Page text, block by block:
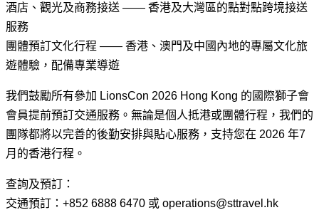
酒店、觀光及商務接送 —— 香港及大灣區的點對點跨境接送
服務
團體預訂文化行程 —— 香港、澳門及中國內地的專屬文化旅
遊體驗，配備專業導遊
我們鼓勵所有參加 LionsCon 2026 Hong Kong 的國際獅子會
會員提前預訂交通服務。無論是個人抵港或團體行程，我們的
團隊都將以完善的後勤安排與貼心服務，支持您在 2026 年7
月的香港行程。
查詢及預訂：
交通預訂：+852 6888 6470 或 operations@sttravel.hk